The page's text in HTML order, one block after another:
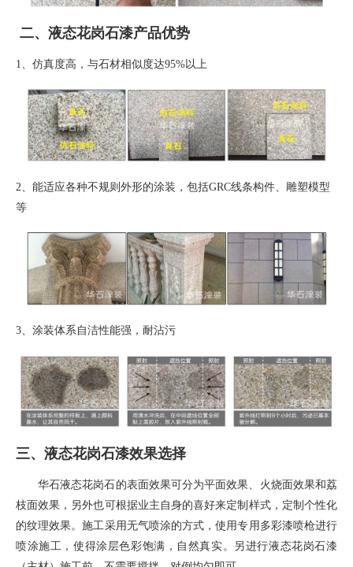
二、液态花岗石漆产品优势
1、 仿真度高，与石材相似度达95%以上
2、 能适应各种不规则外形的涂装，包括GRC线条构件、雕塑模型
等
3、 涂装体系自洁性能强，耐沾污
三、液态花岗石漆效果选择
华石液态花岗石的表面效果可分为平面效果、火烧面效果和荔
枝面效果，另外也可根据业主自身的喜好来定制样式，定制个性化
的纹理效果。施工采用无气喷涂的方式，使用专用多彩漆喷枪进行
喷涂施工，使得涂层色彩饱满，自然真实。另进行液态花岗石漆